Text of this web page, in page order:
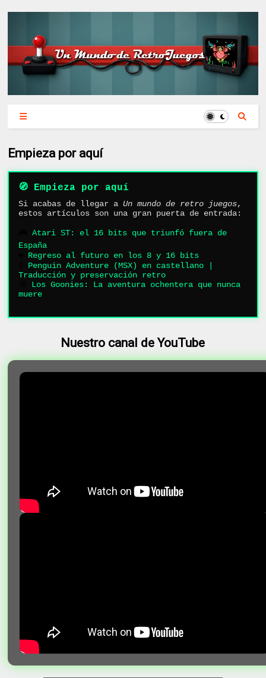
Empieza por aquí
🧭 Empieza por aquí
Si acabas de llegar aUn mundo de retro juegos,
estos artículos son una gran puerta de entrada:
🎮Atari ST: el 16 bits que triunfó fuera de
España
Regreso al futuro en los 8 y 16 bits
Penguin Adventure (MSX) en castellano |
Traducción y preservación retro
Los Goonies: La aventura ochentera que nunca
muere
Nuestro canal de YouTube